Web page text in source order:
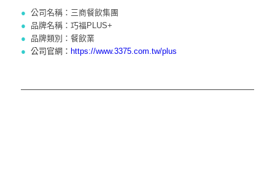
● 公司名稱：三商餐飲集團
● 品牌名稱：巧福PLUS+
● 品牌類別：餐飲業
● 公司官網： https://www.3375.com.tw/plus